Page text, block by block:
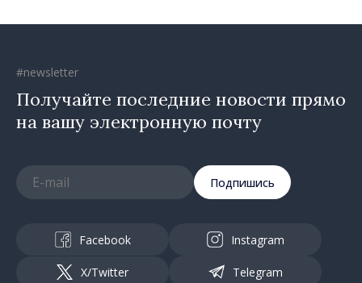
#newsletter
Получайте последние новости прямо
на вашу электронную почту
Подпишись
Facebook Instagram
X/Twitter Telegram